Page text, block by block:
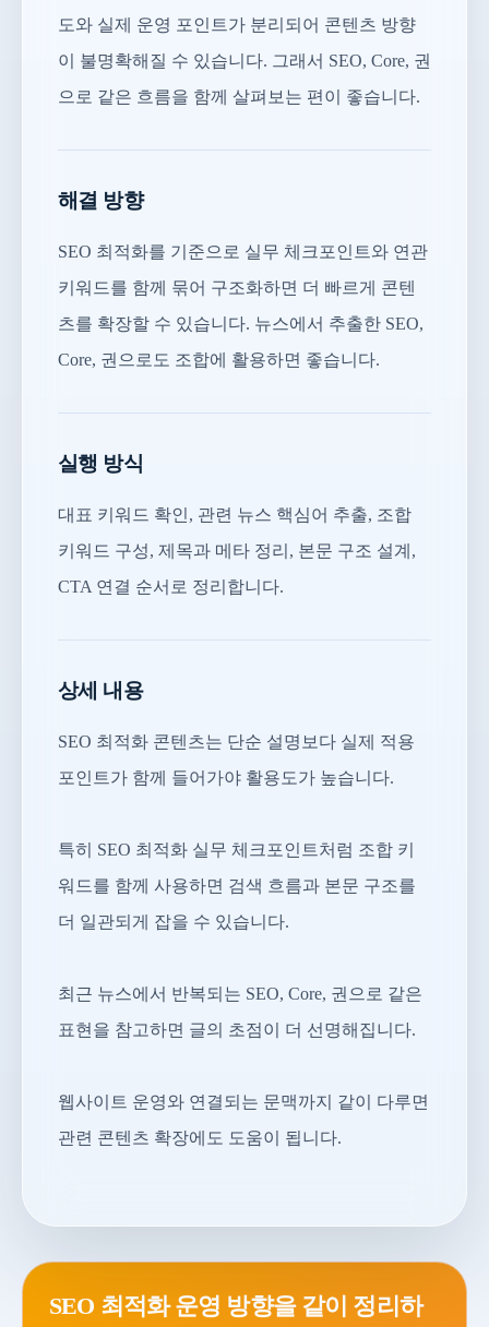
도와 실제 운영 포인트가 분리되어 콘텐츠 방향
이 불명확해질 수 있습니다. 그래서 SEO, Core, 권
으로 같은 흐름을 함께 살펴보는 편이 좋습니다.
해결 방향
SEO 최적화를 기준으로 실무 체크포인트와 연관
키워드를 함께 묶어 구조화하면 더 빠르게 콘텐
츠를 확장할 수 있습니다. 뉴스에서 추출한 SEO,
Core, 권으로도 조합에 활용하면 좋습니다.
실행 방식
대표 키워드 확인, 관련 뉴스 핵심어 추출, 조합
키워드 구성, 제목과 메타 정리, 본문 구조 설계,
CTA 연결 순서로 정리합니다.
상세 내용
SEO 최적화 콘텐츠는 단순 설명보다 실제 적용
포인트가 함께 들어가야 활용도가 높습니다.
특히 SEO 최적화 실무 체크포인트처럼 조합 키
워드를 함께 사용하면 검색 흐름과 본문 구조를
더 일관되게 잡을 수 있습니다.
최근 뉴스에서 반복되는 SEO, Core, 권으로 같은
표현을 참고하면 글의 초점이 더 선명해집니다.
웹사이트 운영와 연결되는 문맥까지 같이 다루면
관련 콘텐츠 확장에도 도움이 됩니다.
SEO 최적화 운영 방향을 같이 정리하